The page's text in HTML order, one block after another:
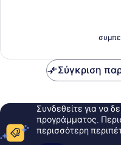
Σύγκριση
Συνδεθείτε για να
προγράμματος.
περισσότερη